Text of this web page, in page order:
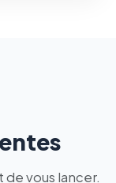
de vous lancer.